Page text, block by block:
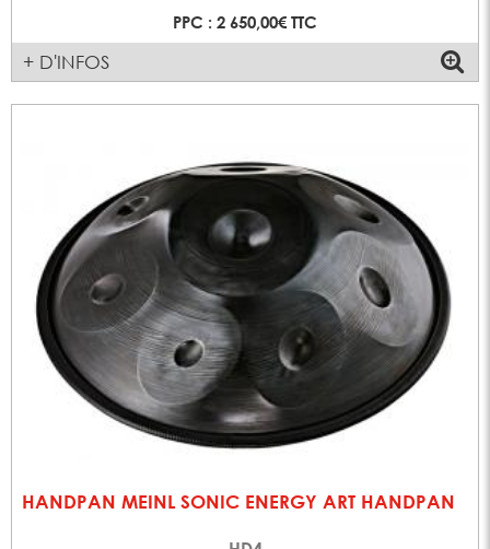
PPC : 2 650,00€ TTC
+ D'INFOS
HANDPAN MEINL SONIC ENERGY ART HANDPAN